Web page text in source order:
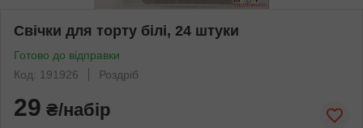
Свічки для торту білі, 24 штуки
Готово до відправки
Код: 191926
Роздріб
29 ₴/набір